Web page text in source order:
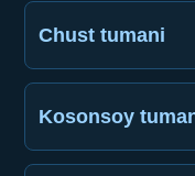
Chust tumani
Kosonsoy